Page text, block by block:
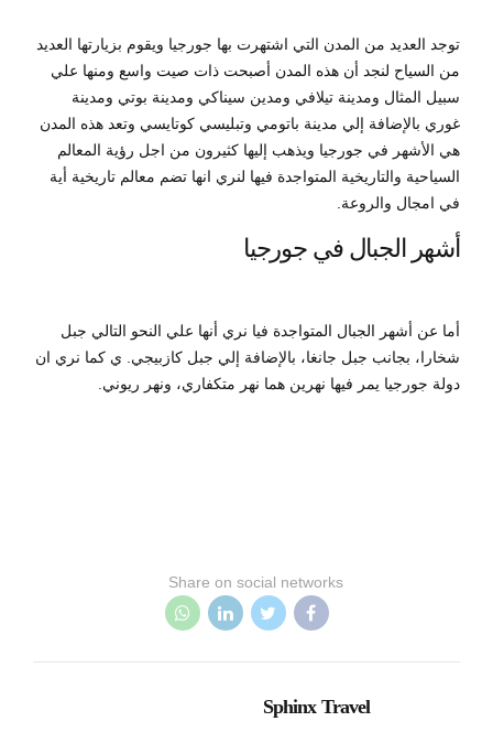
توجد العديد من المدن التي اشتهرت بها جورجيا ويقوم بزيارتها العديد
من السياح لنجد أن هذه المدن أصبحت ذات صيت واسع ومنها علي
سبيل المثال ومدينة تيلافي ومدين سيناكي ومدينة بوتي ومدينة
غوري بالإضافة إلي مدينة باتومي وتبليسي كوتايسي وتعد هذه المدن
هي الأشهر في جورجيا ويذهب إليها كثيرون من اجل رؤية المعالم
السياحية والتاريخية المتواجدة فيها لنري انها تضم معالم تاريخية أية
في امجال والروعة.
أشهر الجبال في جورجيا
أما عن أشهر الجبال المتواجدة فيا نري أنها علي النحو التالي جبل
شخارا، بجانب جبل جانغا، بالإضافة إلي جبل كازبيجي. ي كما نري ان
دولة جورجيا يمر فيها نهرين هما نهر متكفاري، ونهر ريوني.
Share on social networks
Sphinx Travel